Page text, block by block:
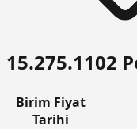
15.275.1102
Birim Fiyat
Tarihi